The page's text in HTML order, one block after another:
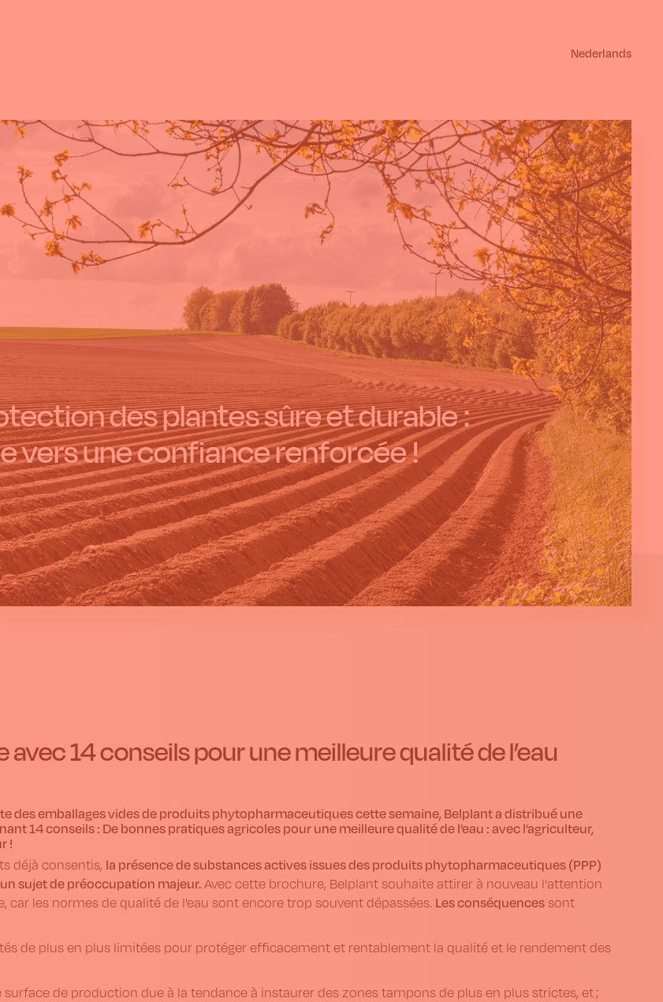
Nederlands
des plantes sûre et durable :
vers une confiance renforcée !
avec 14 conseils pour une meilleure qualité de l’eau
des emballages vides de produits phytopharmaceutiques cette semaine, Belplant a distribué une
14 conseils : De bonnes pratiques agricoles pour une meilleure qualité de l’eau : avec l’agriculteur,
!
déjà consentis, la présence de substances actives issues des produits phytopharmaceutiques (PPP)
sujet de préoccupation majeur.Avec cette brochure, Belplant souhaite attirer à nouveau l'attention
car les normes de qualité de l'eau sont encore trop souvent dépassées. Les conséquencessont
de plus en plus limitées pour protéger efficacement et rentablement la qualité et le rendement des
surface de production due à la tendance à instaurer des zones tampons de plus en plus strictes, et ;